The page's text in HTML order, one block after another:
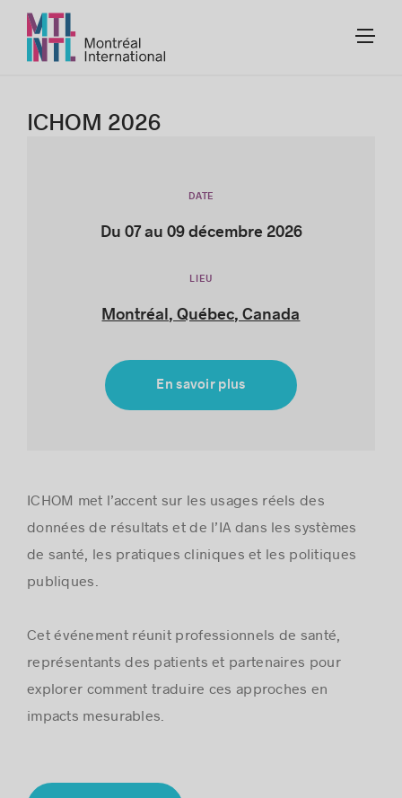
Histoires de réussite
ICHOM 2026
DATE
Du 07 au 09 décembre 2026
LIEU
Montréal, Québec, Canada
En savoir plus
ICHOM met l’accent sur les usages réels des
données de résultats et de l’IA dans les systèmes
de santé, les pratiques cliniques et les politiques
publiques.
Cet événement réunit professionnels de santé,
représentants des patients et partenaires pour
explorer comment traduire ces approches en
impacts mesurables.